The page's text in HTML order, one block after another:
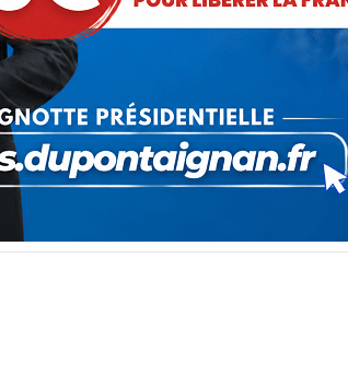
SUIVANT
& tests – l’anniversaire